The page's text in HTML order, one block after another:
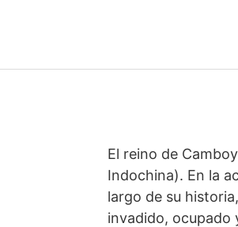
El reino de
Indochina). En la
largo de su
invadido, ocupado